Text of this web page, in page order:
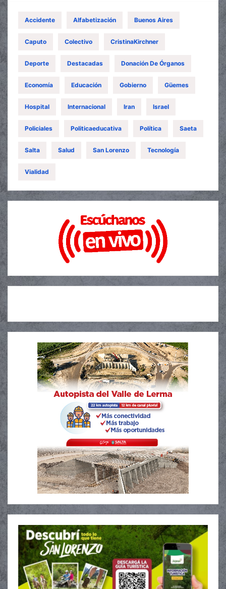
Accidente Alfabetización Buenos Aires
Caputo Colectivo CristinaKirchner
Deporte Destacadas Donación De Órganos
Economía Educación Gobierno Güemes
Hospital Internacional Iran Israel
Policiales Politicaeducativa Política Saeta
Salta Salud San Lorenzo Tecnología
Vialidad